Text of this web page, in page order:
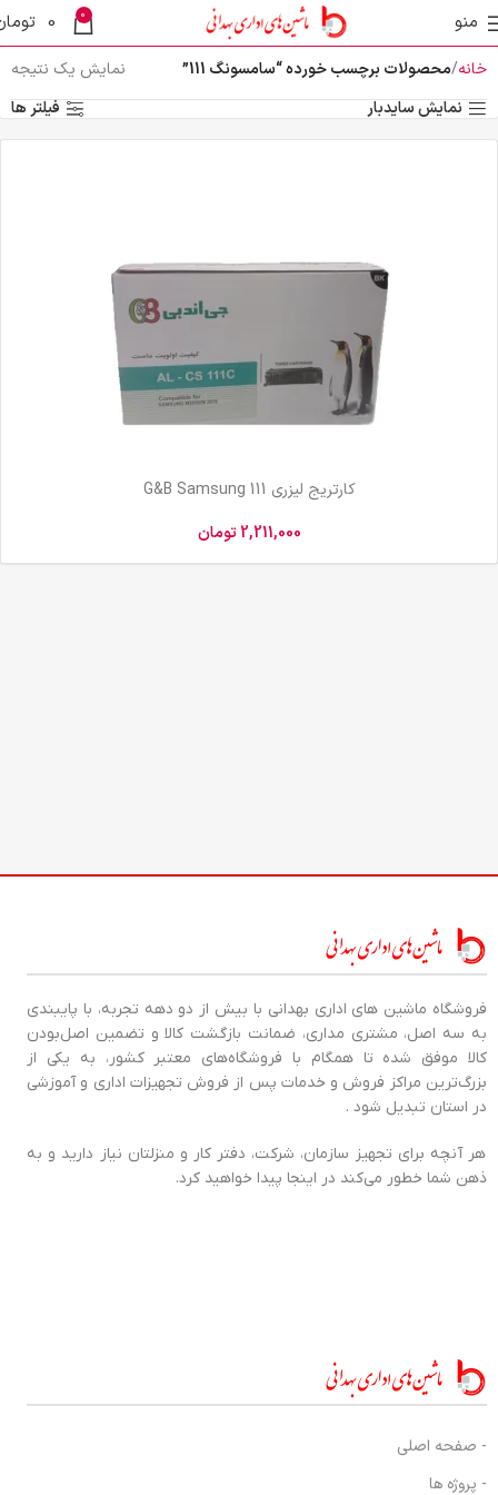
منو 0
0
خانه محصولات برچسب خورده “سامسونگ 111”
نمایش یک نتیجه
نمایش سایدبار
فیلتر ها
کارتریج لیزری G&B Samsung 111
2,211,000تومان
فروشگاه ماشین های اداری بهدانی با بیش از دو دهه تجربه، با پایبندی
به سه اصل، مشتری مداری، ضمانت بازگشت کالا و تضمین اصل‌بودن
کالا موفق شده تا همگام با فروشگاه‌های معتبر کشور، به یکی از
بزرگ‌ترین مراکز فروش و خدمات پس از فروش تجهیزات اداری و آموزشی
در استان تبدیل شود .
هر آنچه برای تجهیز سازمان، شرکت، دفتر کار و منزلتان نیاز دارید و به
ذهن شما خطور می‌کند در اینجا پیدا خواهید کرد.
- صفحه اصلی
- پروژه ها